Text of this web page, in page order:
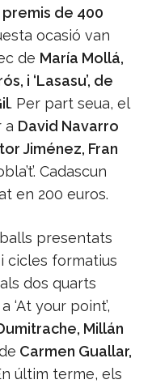
premis de 400
ocasió van
de María Mollá,
i ‘Lasasu’, de
. Per part seua, el
a David Navarro
Jiménez, Fran
Cadascun
en 200 euros.
presentats
i cicles formatius
dos quarts
‘At your point’,
Millán
Carmen Guallar,
últim terme, els